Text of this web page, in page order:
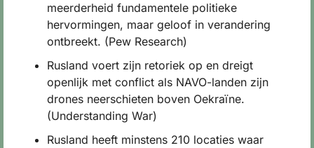
meerderheid fundamentele politieke
hervormingen, maar geloof in verandering
ontbreekt. (Pew Research)
Rusland voert zijn retoriek op en dreigt
openlijk met conflict als NAVO-landen zijn
drones neerschieten boven Oekraïne.
(Understanding War)
Rusland heeft minstens 210 locaties waar